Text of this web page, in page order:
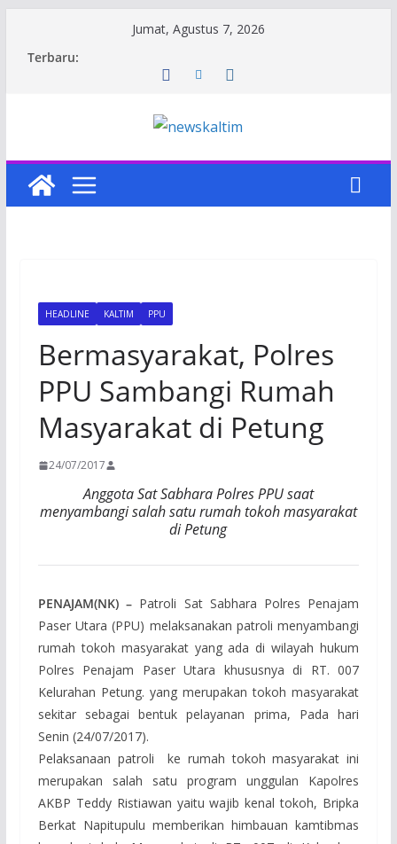
Jumat, Agustus 7, 2026
Terbaru:
HEADLINE KALTIM PPU
Bermasyarakat, Polres
PPU Sambangi Rumah
Masyarakat di Petung
24/07/2017
Anggota Sat Sabhara Polres PPU saat
menyambangi salah satu rumah tokoh masyarakat
di Petung
PENAJAM(NK) –Patroli Sat Sabhara Polres Penajam
Paser Utara (PPU) melaksanakan patroli menyambangi
rumah tokoh masyarakat yang ada di wilayah hukum
Polres Penajam Paser Utara khususnya di RT. 007
Kelurahan Petung. yang merupakan tokoh masyarakat
sekitar sebagai bentuk pelayanan prima, Pada hari
Senin (24/07/2017).
Pelaksanaan patroli ke rumah tokoh masyarakat ini
merupakan salah satu program unggulan Kapolres
AKBP Teddy Ristiawan yaitu wajib kenal tokoh, Bripka
Berkat Napitupulu memberikan himbauan kamtibmas